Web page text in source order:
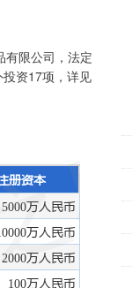
有限公司，法定
资17项，详见